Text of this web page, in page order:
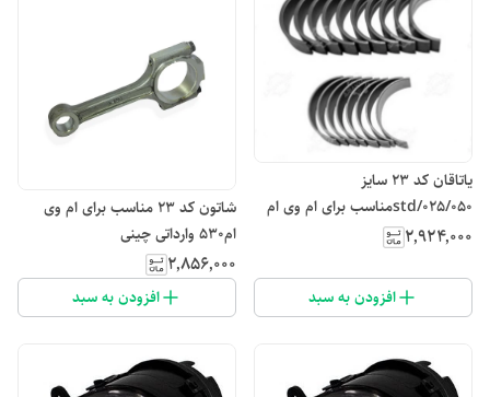
یاتاقان کد ۲۳ سایز
025/050/stdمناسب برای ام وی ام
۵۳۰
۲٬۹۲۴٬۰۰۰
افزودن به سبد
شاتون کد ۲۳ مناسب برای ام وی
ام۵۳۰ وارداتی چینی
۲٬۸۵۶٬۰۰۰
افزودن به سبد